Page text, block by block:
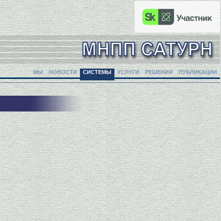
МЫ НОВОСТИ СИСТЕМЫ УСЛУГИ РЕШЕНИЯ ПУБЛИКАЦИИ